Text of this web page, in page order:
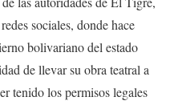
sociales, donde hace
bolivariano del estado
de llevar su obra teatral a
tenido los permisos legales